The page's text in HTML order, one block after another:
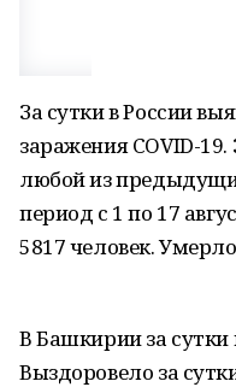
За сутки в России
заражения COVID-
любой из
период с 1 по 17
5817 человек.
В Башкирии за сутки
Выздоровело за